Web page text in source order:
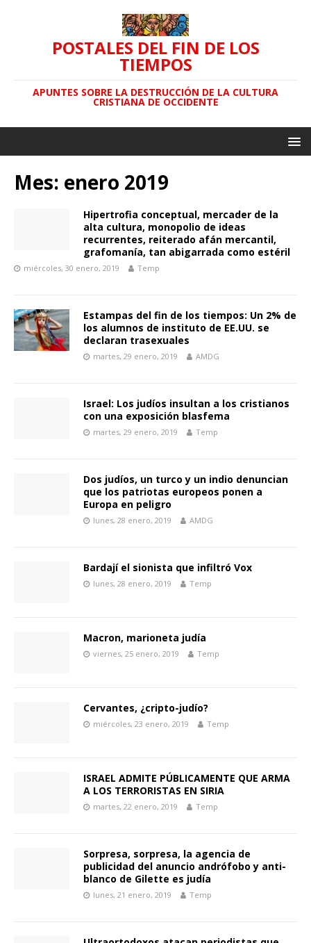
POSTALES DEL FIN DE LOS
TIEMPOS
APUNTES SOBRE LA DESTRUCCIÓN DE LA CULTURA
CRISTIANA DE OCCIDENTE
Mes: enero 2019
Hipertrofia conceptual, mercader de la
alta cultura, monopolio de ideas
recurrentes, reiterado afán mercantil,
grafomanía, tan abigarrada como estéril
miércoles, 30 enero, 2019 Temp
Estampas del fin de los tiempos: Un 2% de
los alumnos de instituto de EE.UU. se
declaran trasexuales
martes, 29 enero, 2019 AMDG
Israel: Los judíos insultan a los cristianos
con una exposición blasfema
martes, 29 enero, 2019 Temp
Dos judíos, un turco y un indio denuncian
que los patriotas europeos ponen a
Europa en peligro
lunes, 28 enero, 2019 AMDG
Bardají el sionista que infiltró Vox
lunes, 28 enero, 2019 Temp
Macron, marioneta judía
viernes, 25 enero, 2019 Temp
Cervantes, ¿cripto-judío?
miércoles, 23 enero, 2019 Temp
ISRAEL ADMITE PÚBLICAMENTE QUE ARMA
A LOS TERRORISTAS EN SIRIA
martes, 22 enero, 2019 Temp
Sorpresa, sorpresa, la agencia de
publicidad del anuncio andrófobo y anti-
blanco de Gilette es judía
lunes, 21 enero, 2019 Temp